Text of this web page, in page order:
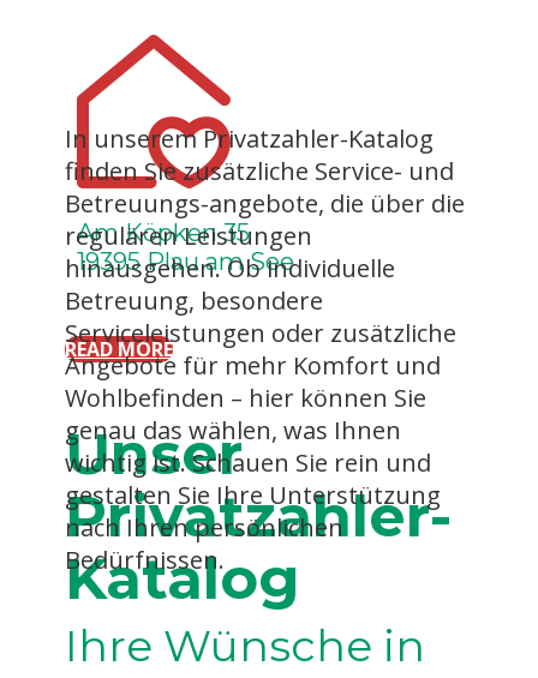
Am Köpken 35
19395 Plau am See
READ MORE
Unser
Privatzahler-
Katalog
Ihre Wünsche in
In unserem Privatzahler-Katalog
finden Sie zusätzliche Service- und
Betreuungs-angebote, die über die
regulären Leistungen
hinausgehen. Ob individuelle
Betreuung, besondere
Serviceleistungen oder zusätzliche
Angebote für mehr Komfort und
Wohlbefinden – hier können Sie
genau das wählen, was Ihnen
wichtig ist. Schauen Sie rein und
gestalten Sie Ihre Unterstützung
nach Ihren persönlichen
Bedürfnissen.